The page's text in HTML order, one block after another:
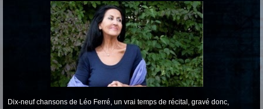
Espace pro▼
Contact & liens
Dix-neuf chansons de Léo Ferré, un vrai temps de récital, gravé donc,